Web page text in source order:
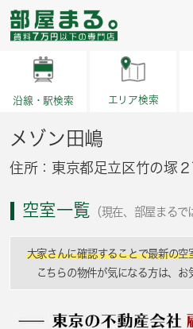
沿線・駅検索 エリア検索
メゾン田嶋
住所：東京都足立区竹の塚
空室一覧 （現在、部屋まるで
大家さんに確認することで最新の空
こちらの物件が気になる方は、お